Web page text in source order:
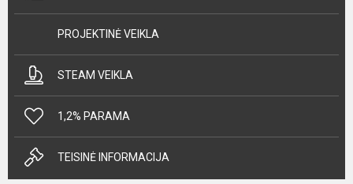
PROJEKTINĖ VEIKLA
STEAM VEIKLA
1,2% PARAMA
TEISINĖ INFORMACIJA